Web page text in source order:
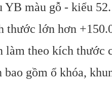
YB màu gỗ - kiểu 52.
thước lớn hơn
làm theo kích thước
bao gồm ổ khóa,